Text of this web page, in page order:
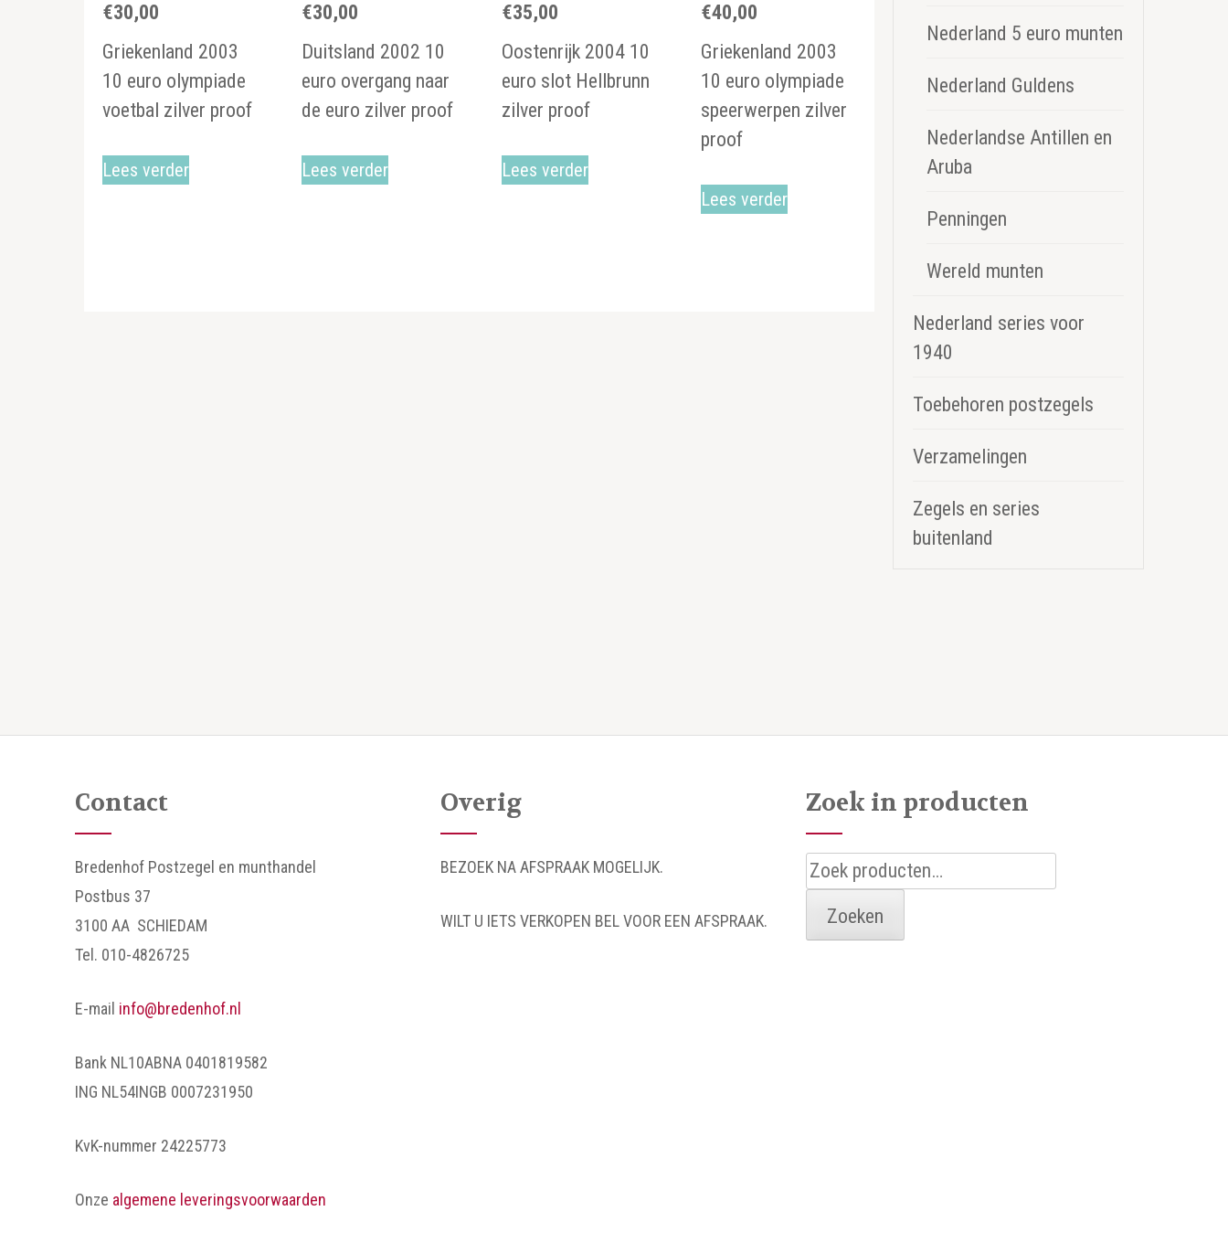
€30,00
Griekenland 2003
10 euro olympiade
voetbal zilver proof
Lees verder
€30,00
Duitsland 2002 10
euro overgang naar
de euro zilver proof
Lees verder
€35,00
Oostenrijk 2004 10
euro slot Hellbrunn
zilver proof
Lees verder
€40,00
Griekenland 2003
10 euro olympiade
speerwerpen zilver
proof
Lees verder
Nederland 5 euro munten
Nederland Guldens
Nederlandse Antillen en
Aruba
Penningen
Wereld munten
Nederland series voor
1940
Toebehoren postzegels
Verzamelingen
Zegels en series
buitenland
Contact
Bredenhof Postzegel en munthandel
Postbus 37
3100 AA SCHIEDAM
Tel. 010-4826725
E-mail info@bredenhof.nl
Bank NL10ABNA 0401819582
ING NL54INGB 0007231950
KvK-nummer 24225773
Onze algemene leveringsvoorwaarden
Overig
BEZOEK NA AFSPRAAK MOGELIJK.
WILT U IETS VERKOPEN BEL VOOR EEN AFSPRAAK.
Zoek in producten
Zoeken
naar:
Zoeken